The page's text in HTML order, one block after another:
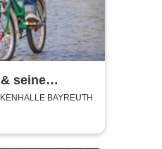
seine
oder now!BAYREUTH